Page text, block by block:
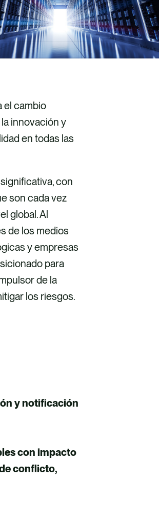
el cambio
innovación y
en todas las
con
son cada vez
global. Al
de los medios
y empresas
para
de la
los riesgos.
y notificación
con impacto
conflicto,